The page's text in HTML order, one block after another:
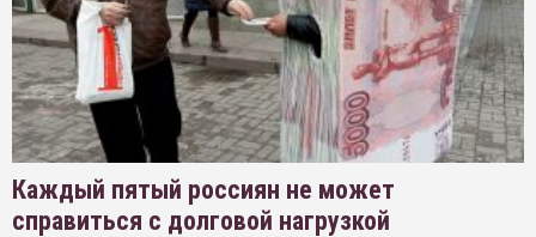
Каждый пятый россиян не может
справиться с долговой нагрузкой